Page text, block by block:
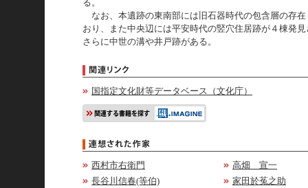
る。
なお、本遺跡の東南部には旧石器時代の包含層の存在
おり、また中央辺には平安時代の竪穴住居跡が４棟発
さらに中世の溝や井戸跡がある。
国指定文化財等データベース（文化庁）
西村市右衛門
高畑 宣一
長谷川信春(等伯)
家田於菟之助